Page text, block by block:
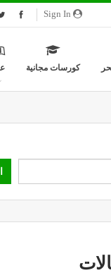
كورسات مجانية